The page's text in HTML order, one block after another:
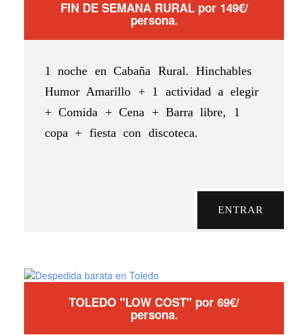
FIN DE SEMANA RURAL por 149€/
persona.
1 noche en Cabaña Rural. Hinchables
Humor Amarillo + 1 actividad a elegir
+ Comida + Cena + Barra libre, 1
copa + fiesta con discoteca.
ENTRAR
TOLEDO "LOW COST" por 69€/
persona.